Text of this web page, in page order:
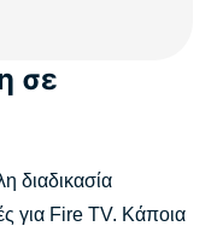
σε
διαδικασία
για Fire TV. Κάποια